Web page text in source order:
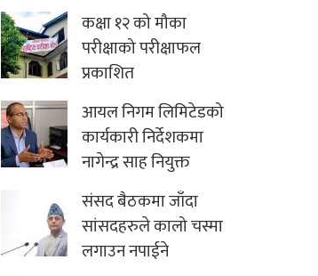
कक्षा १२ को मौका
परीक्षाको परीक्षाफल
प्रकाशित
आयल निगम लिमिटेडको
कार्यकारी निर्देशकमा
नागेन्द्र साह नियुक्त
संसद बैठकमा जाँदा
सांसदहरुले कालो चस्मा
लगाउन नपाईने